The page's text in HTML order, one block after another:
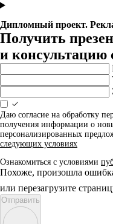
Дипломный проект.
Получить
и консультацию
Даю согласие на обработку
получения информации о
персонализированных
следующих условиях
Ознакомиться с условиями
Похоже, произошла
или перезагрузите
Отправить